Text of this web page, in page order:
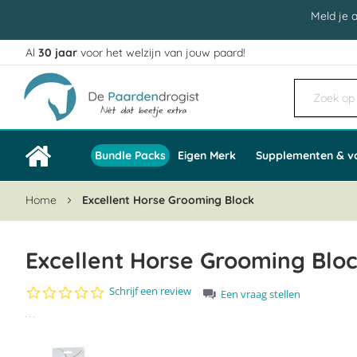
Meld je
Ga
naar
de
inhoud
Al 30 jaar voor het welzijn van jouw paard!
Bundle Packs Eigen Merk Supplementen &
Home Excellent Horse Grooming Block
Excellent Horse Grooming
0.0
Schrijf een review
Een vraag stellen